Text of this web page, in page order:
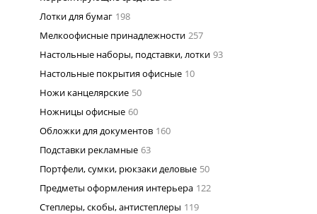
Лотки для бумаг 198
Мелкоофисные принадлежности 257
Настольные наборы, подставки, лотки 93
Настольные покрытия офисные 10
Ножи канцелярские 50
Ножницы офисные 60
Обложки для документов 160
Подставки рекламные 63
Портфели, сумки, рюкзаки деловые 50
Предметы оформления интерьера 122
Степлеры, скобы, антистеплеры 119